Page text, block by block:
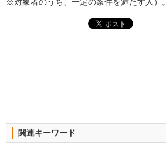
関連キーワード